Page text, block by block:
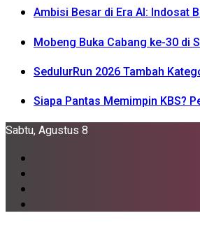
Ambisi Besar di Era AI: Indosat
Mobeng Buka Cabang ke-30 di
SedulurRun 2026 Tambah
Siapa Pantas Memimpin KBS?
Sabtu, Agustus 8